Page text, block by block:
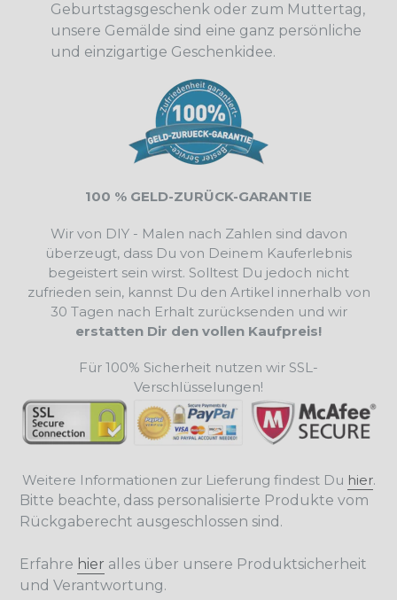
Geburtstagsgeschenk oder zum Muttertag,
unsere Gemälde sind eine ganz persönliche
und einzigartige Geschenkidee.
100 % GELD-ZURÜCK-GARANTIE
Wir von DIY - Malen nach Zahlen sind davon
überzeugt, dass Du von Deinem Kauferlebnis
begeistert sein wirst. Solltest Du jedoch nicht
zufrieden sein, kannst Du den Artikel innerhalb von
30 Tagen nach Erhalt zurücksenden und wir
erstatten Dir den vollen Kaufpreis!
Für 100% Sicherheit nutzen wir SSL-
Verschlüsselungen!
Weitere Informationen zur Lieferung findest Du hier.
Bitte beachte, dass personalisierte Produkte vom
Rückgaberecht ausgeschlossen sind.
Erfahre hier alles über unsere Produktsicherheit
und Verantwortung.